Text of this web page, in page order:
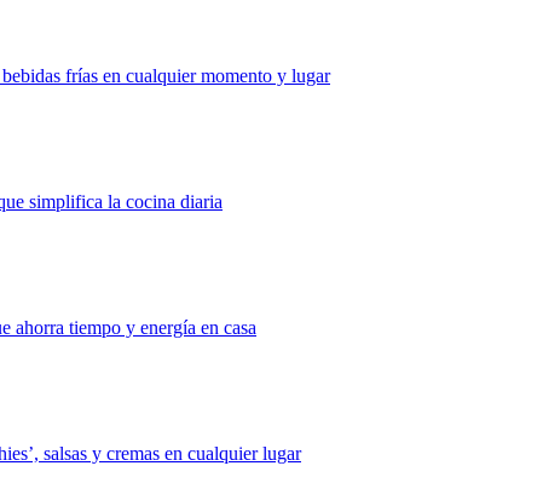
frías en cualquier momento y lugar
simplifica la cocina diaria
ahorra tiempo y energía en casa
salsas y cremas en cualquier lugar